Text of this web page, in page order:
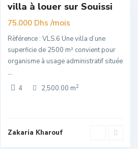
Exclusivité
villa à louer sur Souissi
75.000 Dhs/mois
Rèférence : VLS.6 Une villa d’une
superficie de 2500 m² convient pour
organisme à usage administratif située
...
4
2,500.00 m2
Zakaria Kharouf